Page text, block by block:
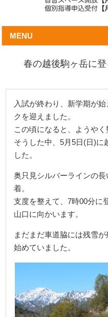
MENU
春の越後駒ヶ岳に
入試が終わり、新学期が
クを迎えました。
この頃になると、ようやく
そうした中、5月5日(日)に
した。
奥只見シルバーラインの
着。
支度を整えて、7時00分に
山口に向かいます。
まだまだ車道脇には残雪
始めていました。